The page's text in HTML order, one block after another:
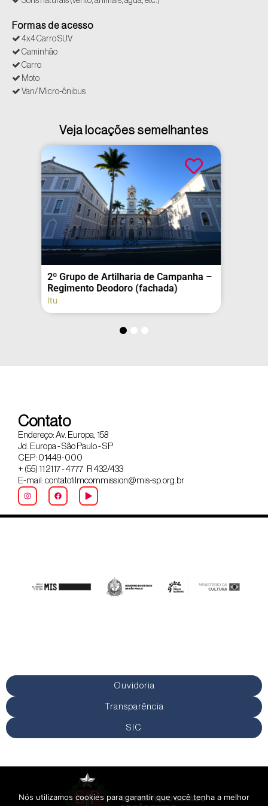
Formas de acesso
4x4 Carro SUV
Caminhão
Carro
Moto
Van/ Micro-ônibus
Veja locações semelhantes
2º Grupo de Artilharia de Campanha –
Regimento Deodoro (fachada)
Contato
Endereço: Av. Europa, 158
Jd. Europa - São Paulo - SP
CEP: 01449-000
+ (55) 11 2117 - 4777 R 432/433
E-mail: contatofilmcommission@mis-sp.org.br
Ouvidoria
Transparência
SIC
Nós utilizamos cookies para garantir que você tenha a melhor